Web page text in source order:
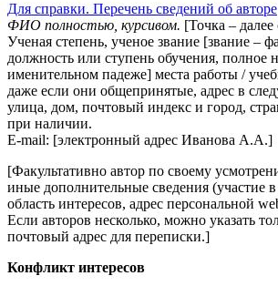
Для справки. Перечень сведений об авторе
ФИО полностью, курсивом. [Точка –
Ученая степень, ученое звание [звание –
должность или ступень обучения, полное
именительном падеже] места работы /
даже если они общепринятые, адрес в
улица, дом, почтовый индекс и город,
при наличии.
E-mail: [электронный адрес Иванова А.А.]
[Факультативно автор по своему
иные дополнительные сведения (участие
область интересов, адрес персональной
Если авторов несколько, можно указать
почтовый адрес для переписки.]
Конфликт интересов